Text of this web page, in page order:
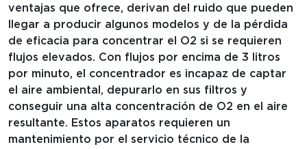
ventajas que ofrece, derivan del ruido que pueden
llegar a producir algunos modelos y de la pérdida
de eficacia para concentrar el O2 si se requieren
flujos elevados. Con flujos por encima de 3 litros
por minuto, el concentrador es incapaz de captar
el aire ambiental, depurarlo en sus filtros y
conseguir una alta concentración de O2 en el aire
resultante. Estos aparatos requieren un
mantenimiento por el servicio técnico de la